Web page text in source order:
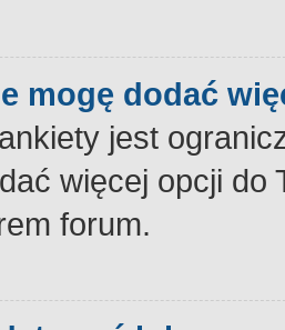
mogę dodać
jest
więcej opcji
forum.